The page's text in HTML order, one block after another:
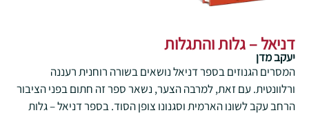
דניאל – גלות והתגלות
יעקב מדן
המסרים הגנוזים בספר דניאל נושאים בשורה רוחנית רעננה
ורלוונטית. עם זאת, למרבה הצער, נשאר ספר זה חתום בפני הציבור
הרחב עקב לשונו הארמית וסגנונו צופן הסוד. בספר דניאל – גלות